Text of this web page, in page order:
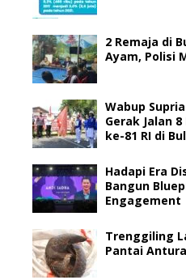
2 Remaja di
Ayam, Polisi
Wabup
Gerak Jalan 8
ke-81 RI di
Hadapi Era
Bangun
Engagement
Trenggiling
Pantai